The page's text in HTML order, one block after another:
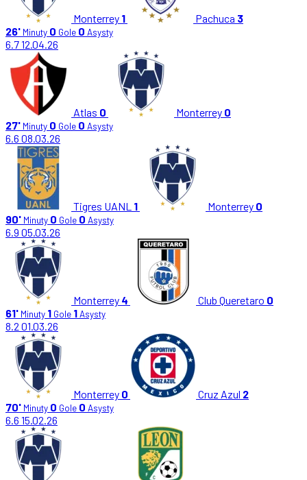
Monterrey 1 Pachuca 3
26' Minuty 0 Gole 0 Asysty
6.712.04.26
Atlas 0 Monterrey 0
27' Minuty 0 Gole 0 Asysty
6.6 08.03.26
Tigres UANL 1 Monterrey 0
90' Minuty 0 Gole 0 Asysty
6.9 05.03.26
Monterrey 4 Club Queretaro 0
61' Minuty 1 Gole 1Asysty
8.2 01.03.26
Monterrey 0 Cruz Azul 2
70' Minuty 0 Gole 0 Asysty
6.6 15.02.26